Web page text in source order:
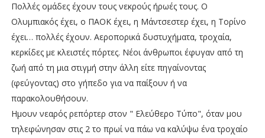
Πολλές ομάδες έχουν τους νεκρούς ήρωές τους. Ο
Ολυμπιακός έχει, ο ΠΑΟΚ έχει, η Μάντσεστερ έχει, η Τορίνο
έχει… πολλές έχουν. Αεροπορικά δυστυχήματα, τροχαία,
κερκίδες με κλειστές πόρτες. Νέοι άνθρωποι έφυγαν από τη
ζωή από τη μια στιγμή στην άλλη είτε πηγαίνοντας
(φεύγοντας) στο γήπεδο για να παίξουν ή να
παρακολουθήσουν.
Ημουν νεαρός ρεπόρτερ στον " Ελεύθερο Τύπο", όταν μου
τηλεφώνησαν στις 2 το πρωί να πάω να καλύψω ένα τροχαίο